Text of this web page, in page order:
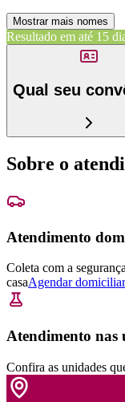
Mostrar mais nomes
Resultado em até 15
Qual seu
Sobre o
Atendimento
Coleta com a
casaAgendar domiciliar
Atendimento nas
Confira as unidades